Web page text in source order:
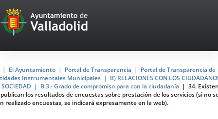
Portal
Web
del
Ayuntamiento
de
Valladolid
El Ayuntamiento Portal de Transparencia
Portal de Transparencia de
Instrumentales Municipales
B) RELACIONES CON LOS
B.3.- Grado de compromiso para con la ciudadanía
34.
los resultados de encuestas sobre prestación de los servicios (si no
realizado encuestas, se indicará expresamente en la web).